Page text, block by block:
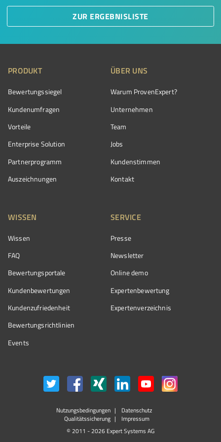
ZUR ERGEBNISLISTE
PRODUKT
Bewertungssiegel
Kundenumfragen
Vorteile
Enterprise Solution
Partnerprogramm
Auszeichnungen
ÜBER UNS
Warum ProvenExpert?
Unternehmen
Team
Jobs
Kundenstimmen
Kontakt
WISSEN
Wissen
FAQ
Bewertungsportale
Kundenbewertungen
Kundenzufriedenheit
Bewertungs­richtlinien
Events
SERVICE
Presse
Newsletter
Online demo
Expertenbewertung
Expertenverzeichnis
Nutzungsbedingungen
Datenschutz
Qualitätssicherung
Impressum
© 2011 - 2026 Expert Systems AG